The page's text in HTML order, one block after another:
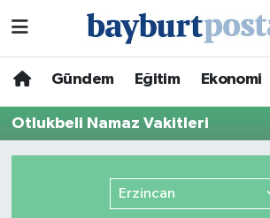
Gündem Eğitim Ekonomi
Otlukbeli Namaz Vakitleri
Erzincan
Hava Durumu
Namaz Vakitleri
Trafik Durumu